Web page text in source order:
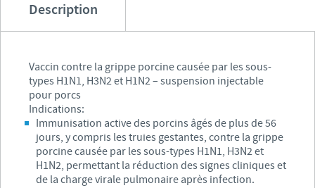
Description
Vaccin contre la grippe porcine causée par les sous-
types H1N1, H3N2 et H1N2 – suspension injectable
pour porcs
Indications:
Immunisation active des porcins âgés de plus de 56
jours, y compris les truies gestantes, contre la grippe
porcine causée par les sous-types H1N1, H3N2 et
H1N2, permettant la réduction des signes cliniques et
de la charge virale pulmonaire après infection.